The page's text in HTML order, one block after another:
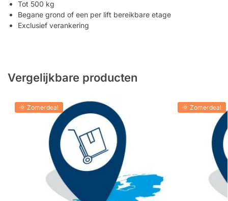
Tot 500 kg
Begane grond of een per lift bereikbare etage
Exclusief verankering
Vergelijkbare producten
🌞 Zomerdeal 🌞 Zomerdeal